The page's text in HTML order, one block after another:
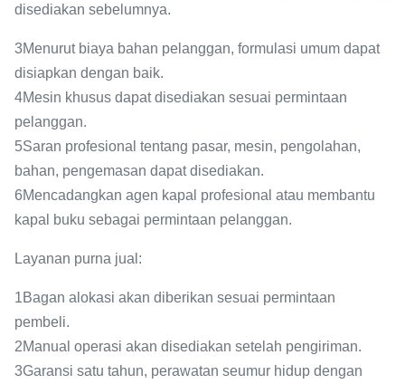
disediakan sebelumnya.
3Menurut biaya bahan pelanggan, formulasi umum dapat
disiapkan dengan baik.
4Mesin khusus dapat disediakan sesuai permintaan
pelanggan.
5Saran profesional tentang pasar, mesin, pengolahan,
bahan, pengemasan dapat disediakan.
6Mencadangkan agen kapal profesional atau membantu
kapal buku sebagai permintaan pelanggan.
Layanan purna jual:
1Bagan alokasi akan diberikan sesuai permintaan
pembeli.
2Manual operasi akan disediakan setelah pengiriman.
3Garansi satu tahun, perawatan seumur hidup dengan